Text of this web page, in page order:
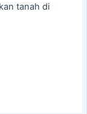
tanah di